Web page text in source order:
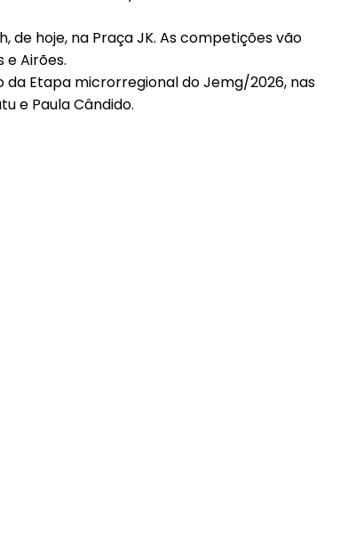
hoje, na Praça JK. As competições vão
Airões.
Etapa microrregional do Jemg/2026, nas
e Paula Cândido.